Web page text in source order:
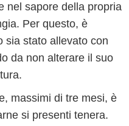
nel sapore della propria
Per questo, è
sia stato allevato con
da non alterare il suo
massimi di tre mesi, è
si presenti tenera.